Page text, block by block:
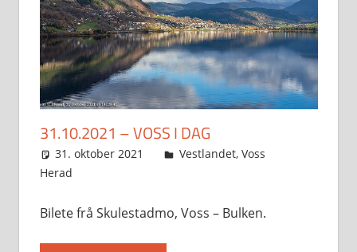
31.10.2021 – VOSS I DAG
31. oktober 2021 Svein
Vestlandet, Voss
Herad
Bilete frå Skulestadmo, Voss – Bulken.